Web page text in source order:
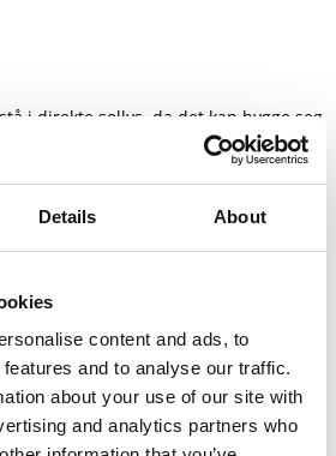
Details About
content and ads, to
and to analyse our traffic.
about your use of our site with
and analytics partners who
i direkte sollys, da det kan bygge seg
noe som også kan forringe
utilgjengelig for små barn.